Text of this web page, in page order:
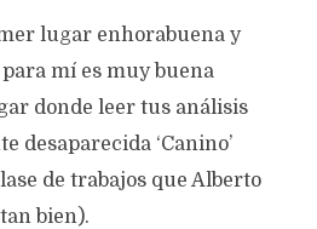
lugar enhorabuena y
mí es muy buena
donde leer tus análisis
desaparecida ‘Canino’
de trabajos que Alberto
bien).